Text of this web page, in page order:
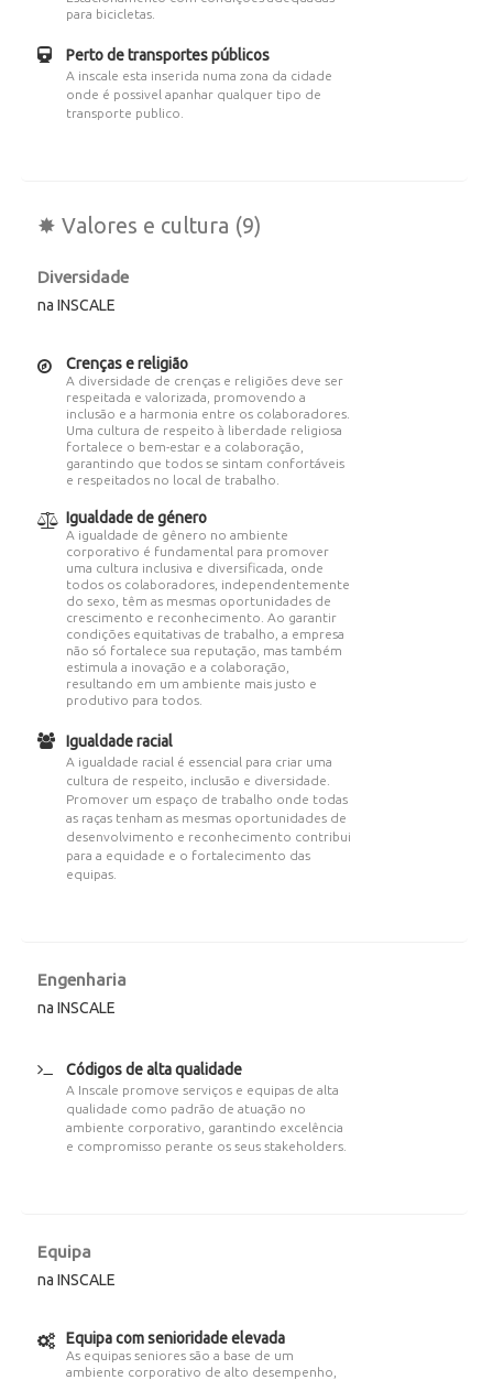
para bicicletas.
Perto de transportes públicos
A inscale esta inserida numa zona da cidade
onde é possivel apanhar qualquer tipo de
transporte publico.
✸ Valores e cultura (9)
Diversidade
na INSCALE
Crenças e religião
A diversidade de crenças e religiões deve ser
respeitada e valorizada, promovendo a
inclusão e a harmonia entre os colaboradores.
Uma cultura de respeito à liberdade religiosa
fortalece o bem-estar e a colaboração,
garantindo que todos se sintam confortáveis
e respeitados no local de trabalho.
Igualdade de género
A igualdade de gênero no ambiente
corporativo é fundamental para promover
uma cultura inclusiva e diversificada, onde
todos os colaboradores, independentemente
do sexo, têm as mesmas oportunidades de
crescimento e reconhecimento. Ao garantir
condições equitativas de trabalho, a empresa
não só fortalece sua reputação, mas também
estimula a inovação e a colaboração,
resultando em um ambiente mais justo e
produtivo para todos.
Igualdade racial
A igualdade racial é essencial para criar uma
cultura de respeito, inclusão e diversidade.
Promover um espaço de trabalho onde todas
as raças tenham as mesmas oportunidades de
desenvolvimento e reconhecimento contribui
para a equidade e o fortalecimento das
equipas.
Engenharia
na INSCALE
Códigos de alta qualidade
A Inscale promove serviços e equipas de alta
qualidade como padrão de atuação no
ambiente corporativo, garantindo excelência
e compromisso perante os seus stakeholders.
Equipa
na INSCALE
Equipa com senioridade elevada
As equipas seniores são a base de um
ambiente corporativo de alto desempenho,